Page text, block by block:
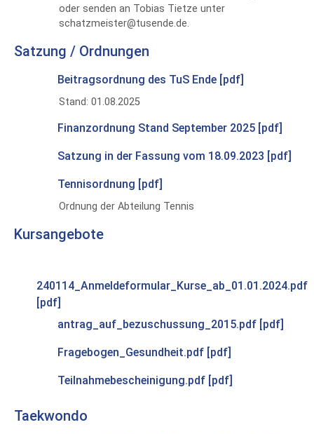
oder senden an Tobias Tietze unter
schatzmeister@tusende.de.
Satzung / Ordnungen
Beitragsordnung des TuS Ende [pdf]
Stand: 01.08.2025
Finanzordnung Stand September 2025 [pdf]
Satzung in der Fassung vom 18.09.2023 [pdf]
Tennisordnung [pdf]
Ordnung der Abteilung Tennis
Kursangebote
240114_Anmeldeformular_Kurse_ab_01.01.2024.pdf
[pdf]
antrag_auf_bezuschussung_2015.pdf [pdf]
Fragebogen_Gesundheit.pdf [pdf]
Teilnahmebescheinigung.pdf [pdf]
Taekwondo